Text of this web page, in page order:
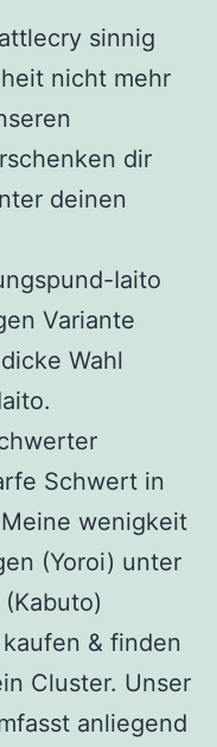
sinnig
nicht mehr
dir
deinen
Iaito
Variante
Wahl
Schwert in
wenigkeit
(Yoroi) unter
& finden
Cluster. Unser
anliegend